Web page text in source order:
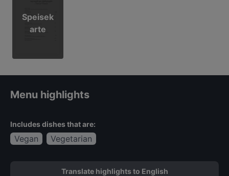
Speisek
arte
Menu highlights
Includes dishes that are:
Vegan Vegetarian
Translate highlights to English